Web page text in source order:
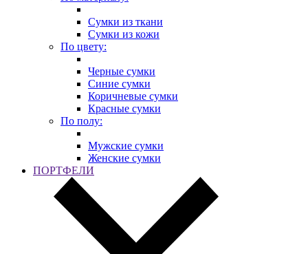
Сумки из ткани
Сумки из кожи
По цвету:
Черные сумки
Синие сумки
Коричневые сумки
Красные сумки
По полу:
Мужские сумки
Женские сумки
ПОРТФЕЛИ